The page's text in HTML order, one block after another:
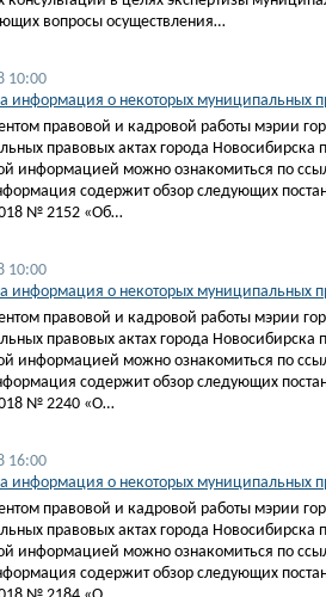
вопросы осуществления…
10:00
информация о некоторых муниципальных
правовой и кадровой работы мэрии
правовых актах города Новосибирска
информацией можно ознакомиться по
содержит обзор следующих
№ 2152 «Об…
10:00
информация о некоторых муниципальных
правовой и кадровой работы мэрии
правовых актах города Новосибирска
информацией можно ознакомиться по
содержит обзор следующих
№ 2240 «О…
16:00
информация о некоторых муниципальных
правовой и кадровой работы мэрии
правовых актах города Новосибирска
информацией можно ознакомиться по
содержит обзор следующих